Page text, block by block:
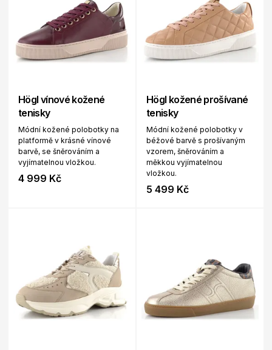
Högl vínové kožené
tenisky
Módní kožené polobotky na
platformě v krásné vínové
barvě, se šněrováním a
vyjímatelnou vložkou.
4 999 Kč
Högl kožené prošívané
tenisky
Módní kožené polobotky v
béžové barvě s prošívaným
vzorem, šněrováním a
měkkou vyjímatelnou
vložkou.
5 499 Kč